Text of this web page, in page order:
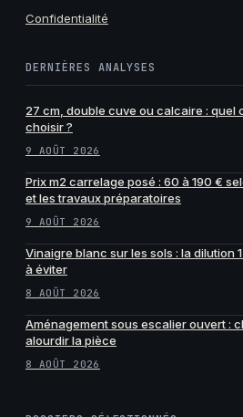
Confidentialité
DERNIÈRES ANALYSES
27 cm, double cuve ou calcaire :
choisir ?
9 AOÛT 2026
Prix m2 carrelage posé : 60 à 190 €
et les travaux préparatoires
9 AOÛT 2026
Vinaigre blanc sur les sols : la dilution
à éviter
8 AOÛT 2026
Aménagement sous escalier ouvert :
alourdir la pièce
8 AOÛT 2026